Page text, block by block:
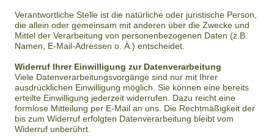
Verantwortliche Stelle ist die natürliche oder juristische Person,
die allein oder gemeinsam mit anderen über die Zwecke und
Mittel der Verarbeitung von personenbezogenen Daten (z.B.
Namen, E-Mail-Adressen o. Ä.) entscheidet.
Widerruf Ihrer Einwilligung zur Datenverarbeitung
Viele Datenverarbeitungsvorgänge sind nur mit Ihrer
ausdrücklichen Einwilligung möglich. Sie können eine bereits
erteilte Einwilligung jederzeit widerrufen. Dazu reicht eine
formlose Mitteilung per E-Mail an uns. Die Rechtmäßigkeit der
bis zum Widerruf erfolgten Datenverarbeitung bleibt vom
Widerruf unberührt.